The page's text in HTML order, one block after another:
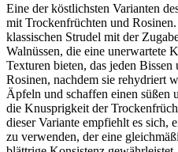
Eine der köstlichsten Varianten
mit Trockenfrüchten und
klassischen Strudel mit der
Walnüssen, die eine unerwartete
Texturen bieten, das jeden
Rosinen, nachdem sie rehydriert
Äpfeln und schaffen einen süßen
die Knusprigkeit der
dieser Variante empfiehlt es sich,
zu verwenden, der eine